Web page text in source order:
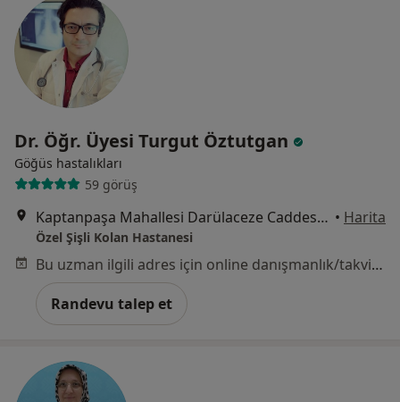
Dr. Öğr. Üyesi Turgut Öztutgan
Göğüs hastalıkları
59 görüş
Kaptanpaşa Mahallesi Darülaceze Caddesi No:14 Okmeydanı, İstanbul • Harita
Özel Şişli Kolan Hastanesi
Bu uzman ilgili adres için online danışmanlık/takvim sunmuyor.
Randevu talep et